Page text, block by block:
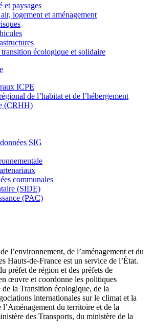
et paysages
logement et aménagement
écologique et solidaire
ICPE
de l’habitat et de l’hébergement
(CRHH)
SIG
communales
(SIDE)
(PAC)
l’environnement, de l’aménagement et du
Hauts-de-France est un service de l’État.
préfet de région et des préfets de
œuvre et coordonne les politiques
la Transition écologique, de la
internationales sur le climat et la
du territoire et de la
des Transports, du ministère de la